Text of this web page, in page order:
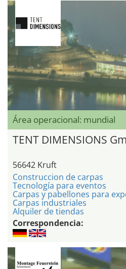
Área operacional: mundial
TENT DIMENSIONS
56642 Kruft
Construccion de carpas
Tecnología para eventos
Carpas y pabellones para
Carpas industriales
Alquiler de tiendas
Correspondencia: